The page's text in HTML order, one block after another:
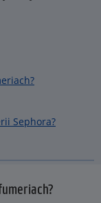
Sephora?